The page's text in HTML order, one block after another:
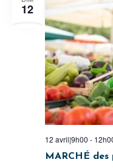
12
MARCHÉ
12 avril|9h00 -